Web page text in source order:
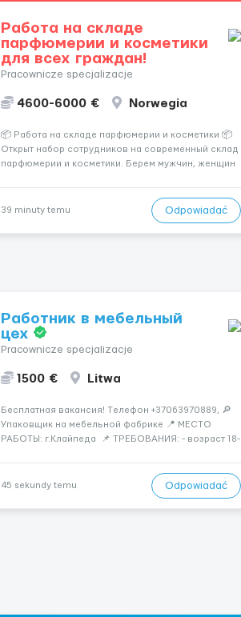
Работа на складе
парфюмерии и косметики
для всех граждан!
Pracownicze specjalizacje
4600-6000 € Norwegia
📦 Работа на складе парфюмерии и косметики 📦
Открыт набор сотрудников на современный склад
парфюмерии и косметики. Берем мужчин, женщин
после приезда. Работа не тяжелая. Нужно
39 minuty temu Odpowiadać
Работник в мебельный
цех
Pracownicze specjalizacje
1500 € Litwa
Бесплатная вакансия! Tелефон +37063970889, 🔎
Упаковщик на мебельной фабрике 📍 МЕСТО
РАБОТЫ: г.Клайпеда 📌 ТРЕБОВАНИЯ: - возраст 18-
нетто 📃 ОБЯЗАННОСТИ: - с...
45 sekundy temu Odpowiadać